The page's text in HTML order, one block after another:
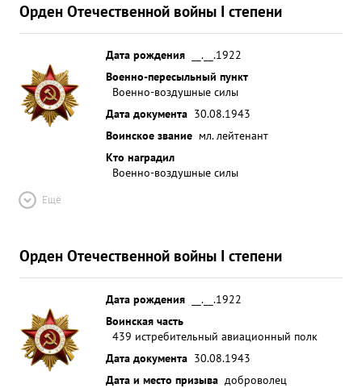
Орден Отечественной войны I степени
Дата рождения
__.__.1922
Военно-пересыльный пункт
Военно-воздушные силы
Дата документа 30.08.1943
Воинское звание мл. лейтенант
Кто наградил
Военно-воздушные силы
Ещё
Орден Отечественной войны I степени
Дата рождения
__.__.1922
Воинская часть
439 истребительный авиационный полк
Дата документа 30.08.1943
Дата и место призыва доброволец